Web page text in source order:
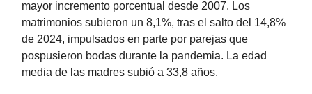
mayor incremento porcentual desde 2007. Los
matrimonios subieron un 8,1%, tras el salto del 14,8%
de 2024, impulsados en parte por parejas que
pospusieron bodas durante la pandemia. La edad
media de las madres subió a 33,8 años.